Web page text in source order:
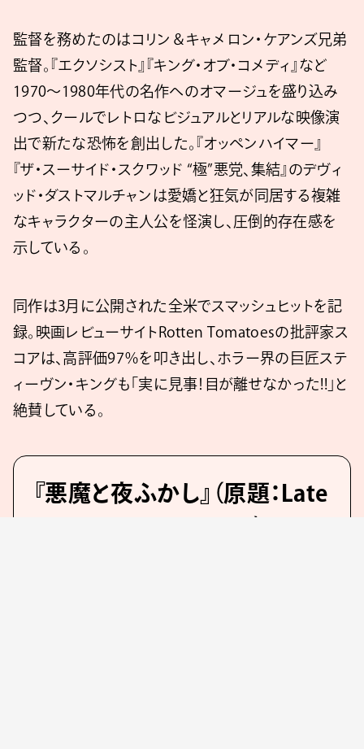
監督を務めたのはコリン＆キャメロン・ケアンズ兄弟
監督。『エクソシスト』『キング・オブ・コメディ』など
1970〜1980年代の名作へのオマージュを盛り込み
つつ、クールでレトロなビジュアルとリアルな映像演
出で新たな恐怖を創出した。『オッペンハイマー』
『ザ・スーサイド・スクワッド “極”悪党、集結』のデヴィ
ッド・ダストマルチャンは愛嬌と狂気が同居する複雑
なキャラクターの主人公を怪演し、圧倒的存在感を
示している。
同作は3月に公開された全米でスマッシュヒットを記
録。映画レビューサイトRotten Tomatoesの批評家ス
コアは、高評価97％を叩き出し、ホラー界の巨匠ステ
ィーヴン・キングも「実に見事！目が離せなかった!!」と
絶賛している。
『悪魔と夜ふかし』（原題：Late